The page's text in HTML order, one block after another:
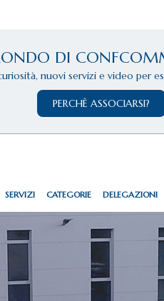
DI
nuovi servizi e video per
PERCHÈ ASSOCIARSI?
SERVIZI CATEGORIE DELEGAZIONI